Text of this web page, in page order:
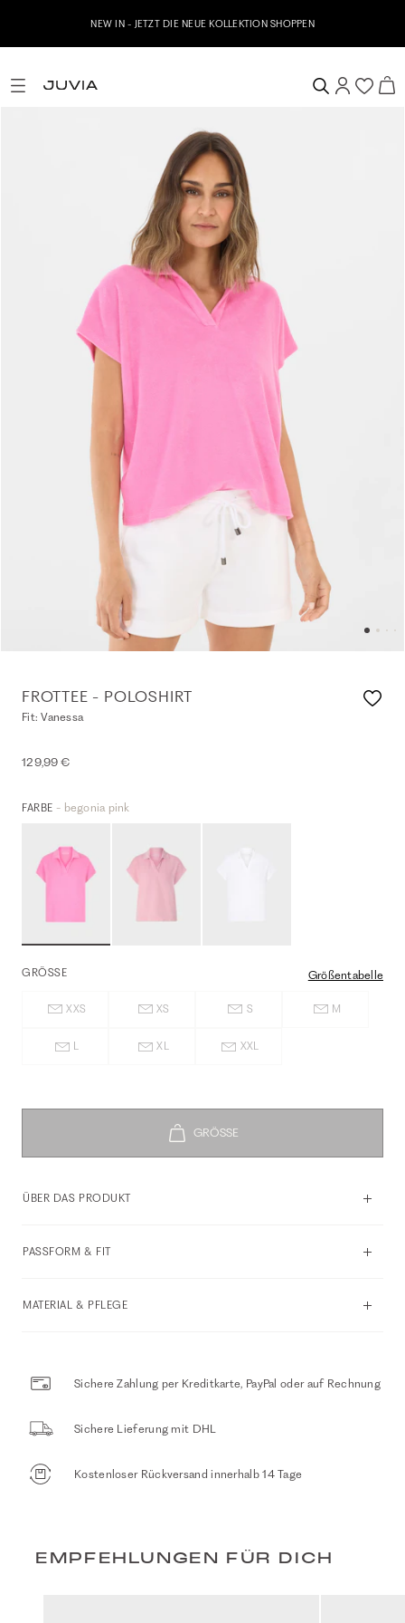
NEW IN - JETZT DIE NEUE KOLLEKTION SHOPPEN
FROTTEE - POLOSHIRT
Fit: Vanessa
129,99 €
FARBE - begonia pink
GRÖSSE Größentabelle
XXS XS S M
L XL XXL
ÜBER DAS PRODUKT
PASSFORM & FIT
MATERIAL & PFLEGE
Sichere Zahlung per Kreditkarte, PayPal oder auf Rechnung
Sichere Lieferung mit DHL
Kostenloser Rückversand innerhalb 14 Tage
EMPFEHLUNGEN FÜR DICH